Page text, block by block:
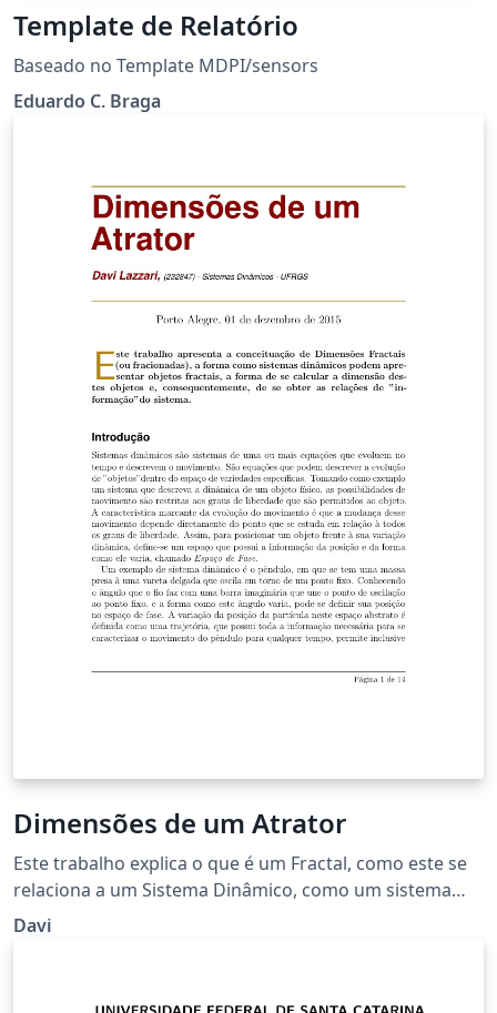
Template de Relatório
Baseado no Template MDPI/sensors
Eduardo C. Braga
Dimensões de um Atrator
Este trabalho explica o que é um Fractal, como este se
relaciona a um Sistema Dinâmico, como um sistema
caótico apresenta comportamentos de dimensão
Davi